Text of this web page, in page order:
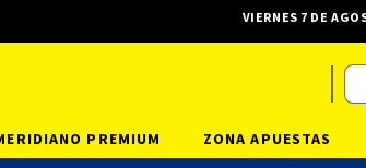
VIERNES 7 DE
PREMIUM ZONA APUESTAS